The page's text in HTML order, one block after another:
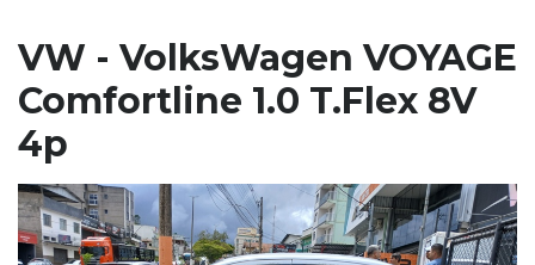
VW - VolksWagen VOYAGE
Comfortline 1.0 T.Flex 8V
4p